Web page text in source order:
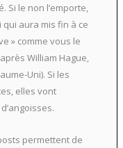
Si le non l’emporte,
aura mis fin à ce
» comme vous le
William Hague,
Uni). Si les
elles vont
permettent de